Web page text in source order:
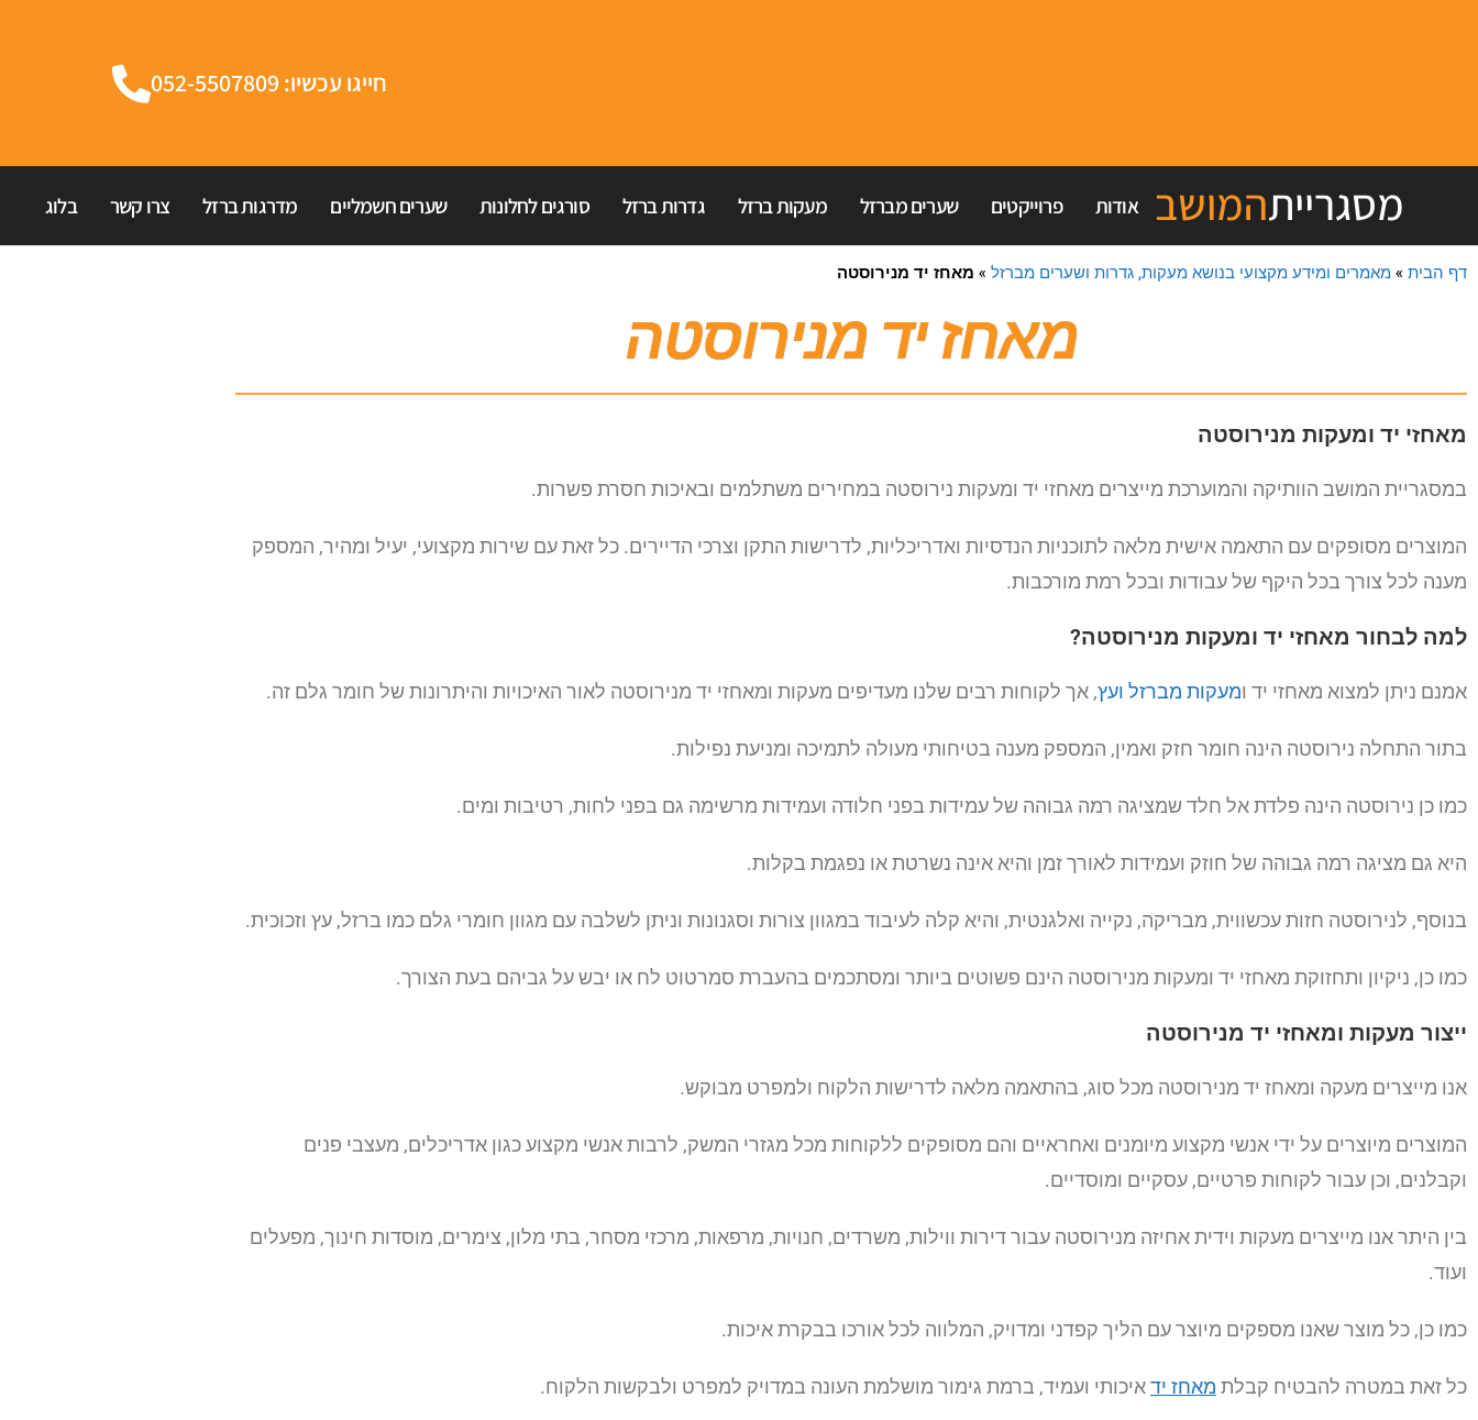
חייגו עכשיו: 052-5507809
מסגרייתהמושב אודות פרוייקטים שערים מברזל מעקות ברזל גדרות ברזל סורגים לחלונות שערים חשמליים מדרגות ברזל צרו קשר בלוג
דף הבית » מאמרים ומידע מקצועי בנושא מעקות, גדרות ושערים מברזל » מאחז יד מנירוסטה
מאחז יד מנירוסטה
מאחזי יד ומעקות מנירוסטה
במסגריית המושב הוותיקה והמוערכת מייצרים מאחזי יד ומעקות נירוסטה במחירים משתלמים ובאיכות חסרת פשרות.
המוצרים מסופקים עם התאמה אישית מלאה לתוכניות הנדסיות ואדריכליות, לדרישות התקן וצרכי הדיירים. כל זאת עם שירות מקצועי, יעיל ומהיר, המספק
מענה לכל צורך בכל היקף של עבודות ובכל רמת מורכבות.
למה לבחור מאחזי יד ומעקות מנירוסטה?
אמנם ניתן למצוא מאחזי יד ומעקות מברזל ועץ, אך לקוחות רבים שלנו מעדיפים מעקות ומאחזי יד מנירוסטה לאור האיכויות והיתרונות של חומר גלם זה.
בתור התחלה נירוסטה הינה חומר חזק ואמין, המספק מענה בטיחותי מעולה לתמיכה ומניעת נפילות.
כמו כן נירוסטה הינה פלדת אל חלד שמציגה רמה גבוהה של עמידות בפני חלודה ועמידות מרשימה גם בפני לחות, רטיבות ומים.
היא גם מציגה רמה גבוהה של חוזק ועמידות לאורך זמן והיא אינה נשרטת או נפגמת בקלות.
בנוסף, לנירוסטה חזות עכשווית, מבריקה, נקייה ואלגנטית, והיא קלה לעיבוד במגוון צורות וסגנונות וניתן לשלבה עם מגוון חומרי גלם כמו ברזל, עץ וזכוכית.
כמו כן, ניקיון ותחזוקת מאחזי יד ומעקות מנירוסטה הינם פשוטים ביותר ומסתכמים בהעברת סמרטוט לח או יבש על גביהם בעת הצורך.
ייצור מעקות ומאחזי יד מנירוסטה
אנו מייצרים מעקה ומאחז יד מנירוסטה מכל סוג, בהתאמה מלאה לדרישות הלקוח ולמפרט מבוקש.
המוצרים מיוצרים על ידי אנשי מקצוע מיומנים ואחראיים והם מסופקים ללקוחות מכל מגזרי המשק, לרבות אנשי מקצוע כגון אדריכלים, מעצבי פנים
וקבלנים, וכן עבור לקוחות פרטיים, עסקיים ומוסדיים.
בין היתר אנו מייצרים מעקות וידית אחיזה מנירוסטה עבור דירות ווילות, משרדים, חנויות, מרפאות, מרכזי מסחר, בתי מלון, צימרים, מוסדות חינוך, מפעלים
ועוד.
כמו כן, כל מוצר שאנו מספקים מיוצר עם הליך קפדני ומדויק, המלווה לכל אורכו בבקרת איכות.
כל זאת במטרה להבטיח קבלת מאחז ידאיכותי ועמיד, ברמת גימור מושלמת העונה במדויק למפרט ולבקשות הלקוח.